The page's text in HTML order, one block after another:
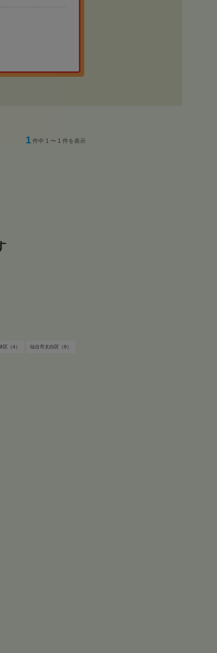
1 件中 1 〜 1 件を表示
区（4） 仙台市太白区（8）